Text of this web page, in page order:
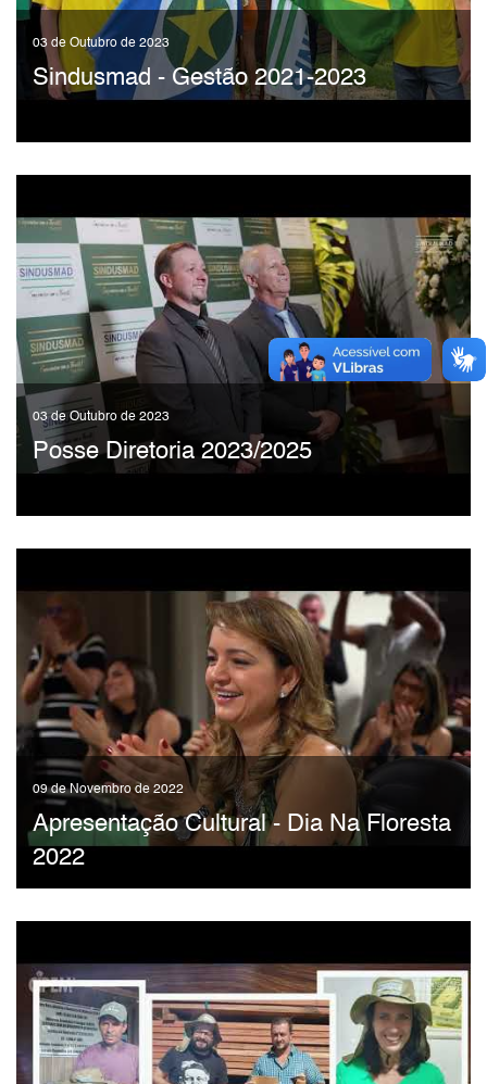
03 de Outubro de 2023
Sindusmad - Gestão 2021-2023
03 de Outubro de 2023
Posse Diretoria 2023/2025
09 de Novembro de 2022
Apresentação Cultural - Dia Na Floresta
2022